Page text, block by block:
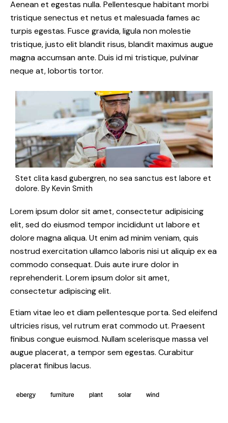
Aenean et egestas nulla. Pellentesque habitant morbi
tristique senectus et netus et malesuada fames ac
turpis egestas. Fusce gravida, ligula non molestie
tristique, justo elit blandit risus, blandit maximus augue
magna accumsan ante. Duis id mi tristique, pulvinar
neque at, lobortis tortor.
Stet clita kasd gubergren, no sea sanctus est labore et
dolore. By Kevin Smith
Lorem ipsum dolor sit amet, consectetur adipisicing
elit, sed do eiusmod tempor incididunt ut labore et
dolore magna aliqua. Ut enim ad minim veniam, quis
nostrud exercitation ullamco laboris nisi ut aliquip ex ea
commodo consequat. Duis aute irure dolor in
reprehenderit. Lorem ipsum dolor sit amet,
consectetur adipiscing elit.
Etiam vitae leo et diam pellentesque porta. Sed eleifend
ultricies risus, vel rutrum erat commodo ut. Praesent
finibus congue euismod. Nullam scelerisque massa vel
augue placerat, a tempor sem egestas. Curabitur
placerat finibus lacus.
ebergy furniture plant solar wind